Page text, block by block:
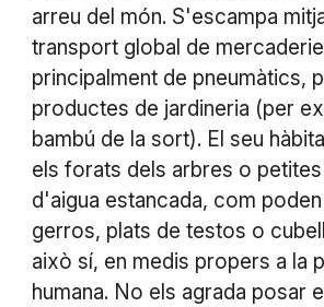
arreu del món. S'escampa
transport global de
principalment de pneumàtics,
productes de jardineria (per
bambú de la sort). El seu
els forats dels arbres o
d'aigua estancada, com
gerros, plats de testos o
això sí, en medis propers a la
humana. No els agrada posar